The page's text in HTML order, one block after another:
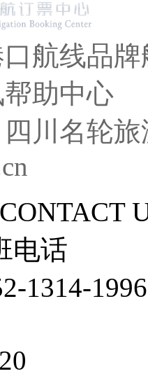
航线品
帮助中心
四川名轮
电话
1314-1996